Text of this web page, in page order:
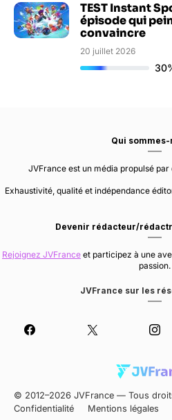
TEST Instant
épisode qui
convaincre
20 juillet 2026
Qui sommes-
JVFrance est un média propulsé par
Exhaustivité, qualité et indépendance
Devenir rédacteur/
Rejoignez JVFrance et participez à une
passion.
JVFrance sur les
© 2012–2026 JVFrance — Tous
Confidentialité
Mentions légales